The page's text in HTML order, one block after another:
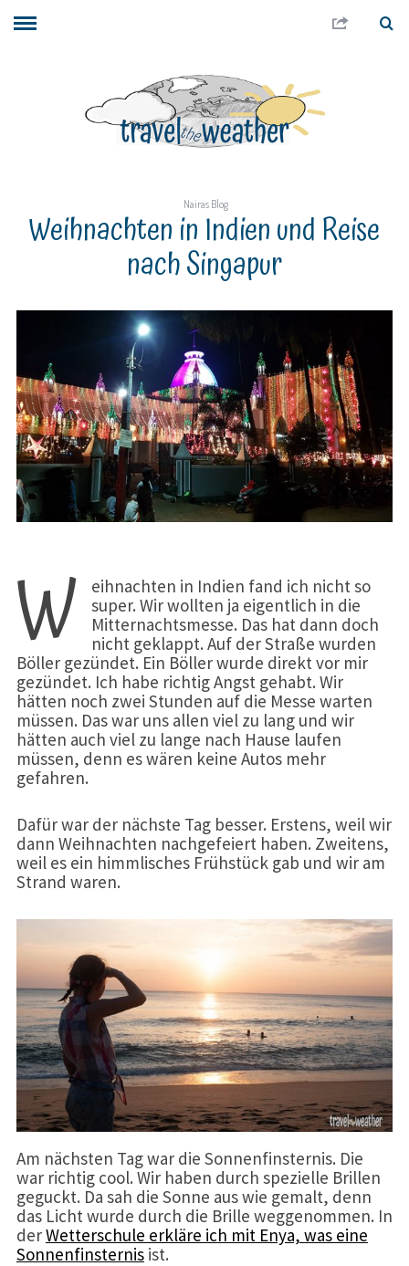
Nairas Blog
Weihnachten in Indien und Reise
nach Singapur
W
eihnachten in Indien fand ich nicht so
super. Wir wollten ja eigentlich in die
Mitternachtsmesse. Das hat dann doch
nicht geklappt. Auf der Straße wurden
Böller gezündet. Ein Böller wurde direkt vor mir
gezündet. Ich habe richtig Angst gehabt. Wir
hätten noch zwei Stunden auf die Messe warten
müssen. Das war uns allen viel zu lang und wir
hätten auch viel zu lange nach Hause laufen
müssen, denn es wären keine Autos mehr
gefahren.
Dafür war der nächste Tag besser. Erstens, weil wir
dann Weihnachten nachgefeiert haben. Zweitens,
weil es ein himmlisches Frühstück gab und wir am
Strand waren.
Am nächsten Tag war die Sonnenfinsternis. Die
war richtig cool. Wir haben durch spezielle Brillen
geguckt. Da sah die Sonne aus wie gemalt, denn
das Licht wurde durch die Brille weggenommen. In
derWetterschule erkläre ich mit Enya, was eine
Sonnenfinsternisist.